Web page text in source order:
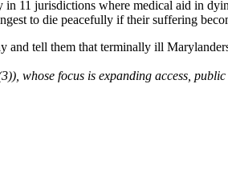
11 jurisdictions where medical aid in
to die peacefully if their suffering
tell them that terminally ill
whose focus is expanding access,